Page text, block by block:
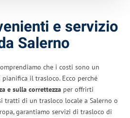
e servizio
Salerno
che i costi sono un
il trasloco. Ecco perché
e sulla correttezza per offrirti
tratti di un trasloco locale a Salerno o
garantiamo servizi di trasloco di